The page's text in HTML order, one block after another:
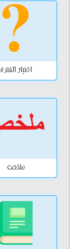
اختبار الفترة
ملخص